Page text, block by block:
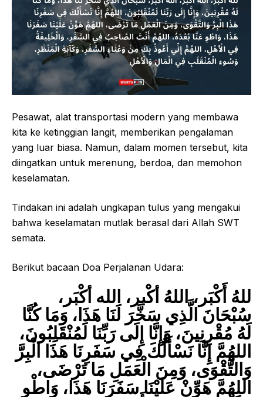
Pesawat, alat transportasi modern yang membawa
kita ke ketinggian langit, memberikan pengalaman
yang luar biasa. Namun, dalam momen tersebut, kita
diingatkan untuk merenung, berdoa, dan memohon
keselamatan.
Tindakan ini adalah ungkapan tulus yang mengakui
bahwa keselamatan mutlak berasal dari Allah SWT
semata.
Berikut bacaan Doa Perjalanan Udara:
للهُ أَكْبَر، اللهُ أكْبر، الله أكْبَر،
سُبْحَانَ الَّذِي سَخَّرَ لَنَا هَذَا، وَمَا كُنَّا
لَهُ مُقْرِنِينَ، وَإِنَّا إِلَى رَبِّنَا لَمُنْقَلِبُونَ،
اللهُمَّ إِنَّا نَسْأَلُكَ فِي سَفَرِنَا هَذَا الْبِرَّ
وَالتَّقْوَى، وَمِنَ الْعَمَلِ مَا تَرْضَى،
اللهُمَّ هَوِّنْ عَلَيْنَا سَفَرَنَا هَذَا، وَاطْوِ